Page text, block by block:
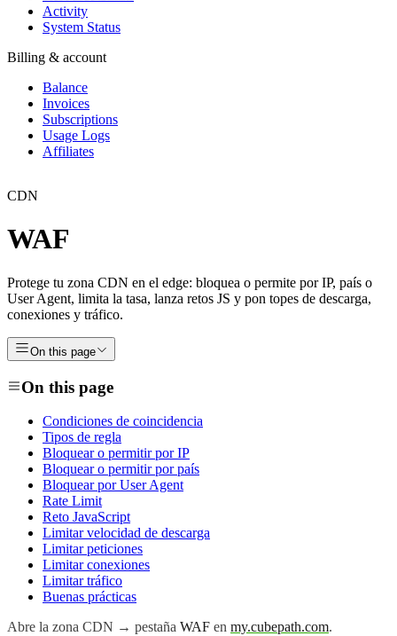
Activity
System Status
Billing & account
Balance
Invoices
Subscriptions
Usage Logs
Affiliates
CDN
WAF
Protege tu zona CDN en el edge: bloquea o permite por IP, país o
User Agent, limita la tasa, lanza retos JS y pon topes de descarga,
conexiones y tráfico.
On this page
On this page
Condiciones de coincidencia
Tipos de regla
Bloquear o permitir por IP
Bloquear o permitir por país
Bloquear por User Agent
Rate Limit
Reto JavaScript
Limitar velocidad de descarga
Limitar peticiones
Limitar conexiones
Limitar tráfico
Buenas prácticas
Abre la zona CDN → pestaña WAF en my.cubepath.com.